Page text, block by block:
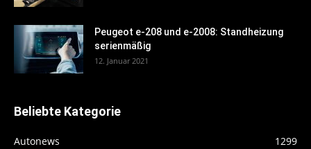
Peugeot e-208 und e-2008: Standheizung
serienmäßig
12. Januar 2021
Beliebte Kategorie
Autonews
1299